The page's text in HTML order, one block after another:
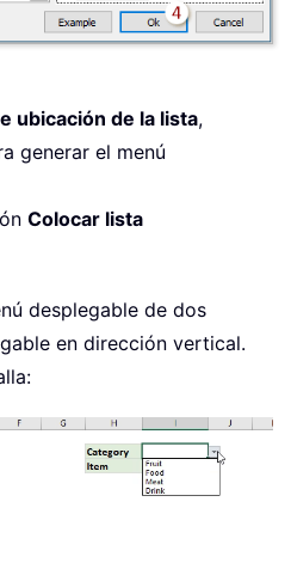
ubicación de la lista,
generar el menú
Colocar lista
desplegable de dos
en dirección vertical.